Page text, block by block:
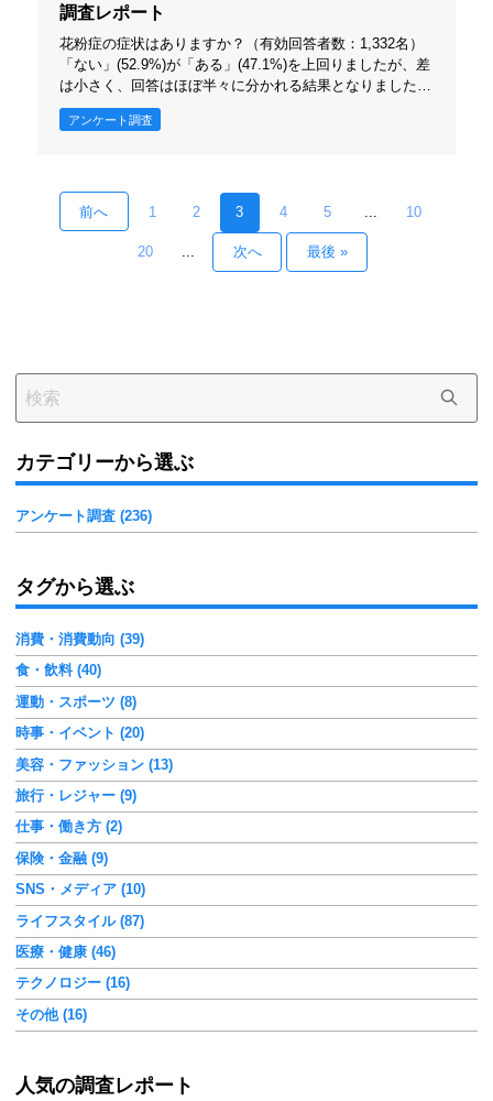
調査レポート
花粉症の症状はありますか？（有効回答者数：1,332名）
「ない」(52.9%)が「ある」(47.1%)を上回りましたが、差
は小さく、回答はほぼ半々に分かれる結果となりました。
花粉症は「当事者」と「非当事者」に分かれやすい一方
で、当事者の割合も決して小さくないことがうかがえま
アンケート調査
前へ 1 2 3 4 5 10
20 ... 次へ 最後 »
カテゴリーから選ぶ
アンケート調査 (236)
タグから選ぶ
消費・消費動向 (39)
食・飲料 (40)
運動・スポーツ (8)
時事・イベント (20)
美容・ファッション (13)
旅行・レジャー (9)
仕事・働き方 (2)
保険・金融 (9)
SNS・メディア (10)
ライフスタイル (87)
医療・健康 (46)
テクノロジー (16)
その他 (16)
人気の調査レポート